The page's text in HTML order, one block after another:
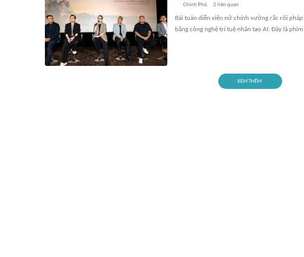
Chính Phủ 2 liên quan
Bài toán diễn viên nữ chính vướng rắc rối
bằng công nghệ trí tuệ nhân tạo AI. Đây là
XEM THÊM